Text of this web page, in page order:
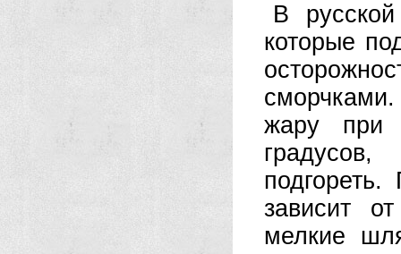
В
которые
жару при
зависит
мелкие